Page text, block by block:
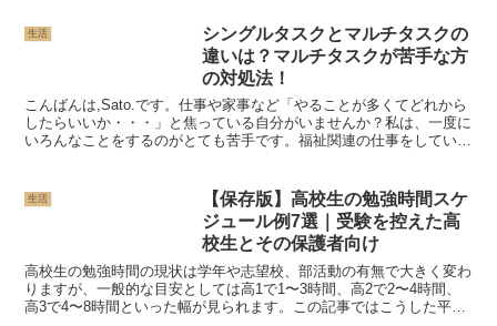
生活
シングルタスクとマルチタスクの
違いは？マルチタスクが苦手な方
の対処法！
こんばんは,Sato.です。仕事や家事など「やることが多くてどれから
したらいいか・・・」と焦っている自分がいませんか？私は、一度に
いろんなことをするのがとても苦手です。福祉関連の仕事をしている
生活
【保存版】高校生の勉強時間スケ
ジュール例7選｜受験を控えた高
校生とその保護者向け
高校生の勉強時間の現状は学年や志望校、部活動の有無で大きく変わ
りますが、一般的な目安としては高1で1〜3時間、高2で2〜4時間、
高3で4〜8時間といった幅が見られます。この記事ではこうした平均